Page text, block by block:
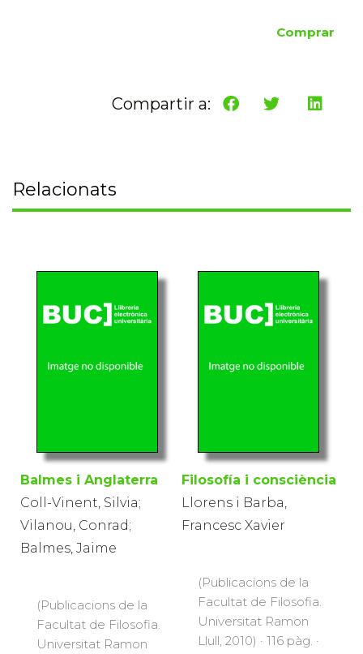
Comprar
Compartir a:
Relacionats
Balmes i Anglaterra
Coll-Vinent, Silvia;
Vilanou, Conrad;
Balmes, Jaime
(Publicacions de la
Facultat de Filosofia.
Universitat Ramon
Filosofía i consciència
Llorens i Barba,
Francesc Xavier
(Publicacions de la
Facultat de Filosofia.
Universitat Ramon
Llull, 2010) · 116 pàg. ·